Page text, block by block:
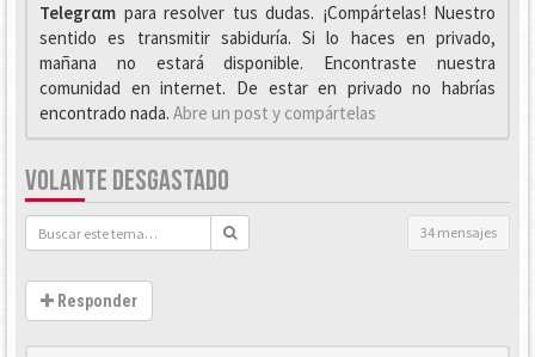
Telegrαm para resolver tus dudas. ¡Compártelas! Nuestro
sentido es transmitir sabiduría. Si lo haces en privado,
mañana no estará disponible. Encontraste nuestra
comunidad en internet. De estar en privado no habrías
encontrado nada. Abre un post y compártelas
VOLANTE DESGASTADO
34 mensajes
Responder